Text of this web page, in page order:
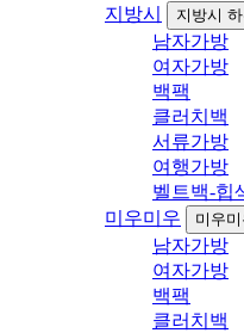
지방시
지방시
남자가방
여자가방
백팩
클러치백
서류가방
여행가방
벨트백-힙
미우미우
미우
남자가방
여자가방
백팩
클러치백